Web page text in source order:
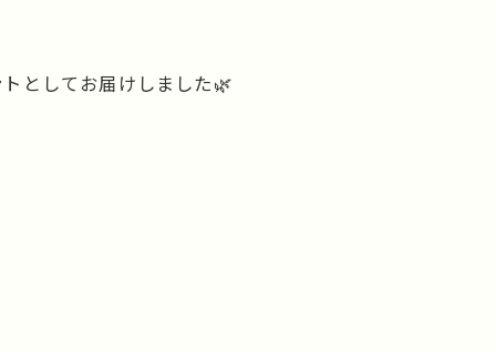
としてお届けしました🌿